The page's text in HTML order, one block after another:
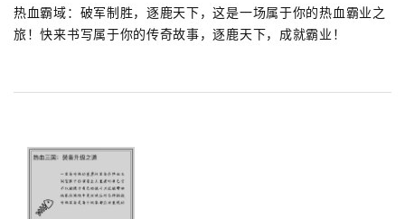
热血霸域：破军制胜，逐鹿天下，这是一场属于你的热血霸业之
旅！快来书写属于你的传奇故事，逐鹿天下，成就霸业！